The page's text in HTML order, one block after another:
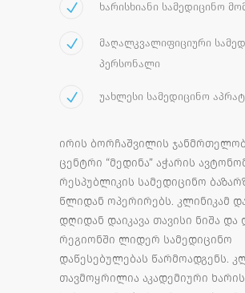
ხარისხიანი სამედიცინო
მაღალკვალიფიციური
პერსონალი
უახლესი სამედიცინო
ირის ბორჩაშვილის
ცენტრი “მედინა” აჭარის
რესპუბლიკის სამედიცინო
წლიდან ოპერირებს. კლინიკამ
დღიდან დაიკავა თავისი ნიშა
რეგიონში ლიდერ სამედიცინო
დაწესებულებას წარმოადგენს.
თავმოყრილია აკადემიური